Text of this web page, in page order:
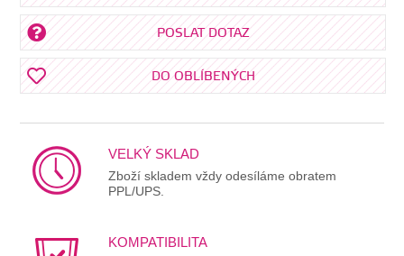
POSLAT DOTAZ
DO OBLÍBENÝCH
VELKÝ SKLAD
Zboží skladem vždy odesíláme obratem
PPL/UPS.
KOMPATIBILITA